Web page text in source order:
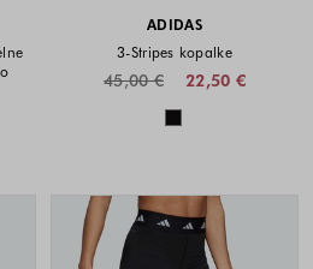
ADIDAS
3-Stripes kopalke
22,50 €
45,00 €
Barve na voljo